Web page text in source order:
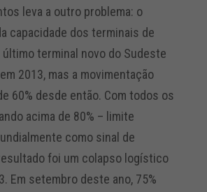
leva a outro problema: o
capacidade dos terminais de
terminal novo do Sudeste
2013, mas a movimentação
60% desde então. Com todos os
acima de 80% – limite
como sinal de
foi um colapso logístico
Em setembro deste ano, 75%